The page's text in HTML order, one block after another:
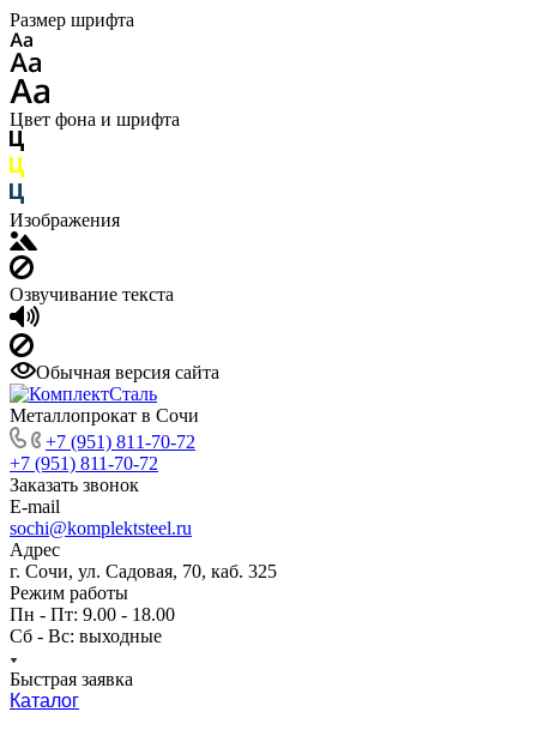
Размер шрифта
Цвет фона и шрифта
Изображения
Озвучивание текста
Обычная версия сайта
Металлопрокат в Сочи
+7 (951) 811-70-72
+7 (951) 811-70-72
Заказать звонок
E-mail
sochi@komplektsteel.ru
Адрес
г. Сочи, ул. Садовая, 70, каб. 325
Режим работы
Пн - Пт: 9.00 - 18.00
Сб - Вс: выходные
Быстрая заявка
Каталог